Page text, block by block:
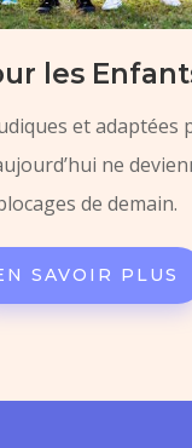
les
et adaptées
ne
de demain.
SAVOIR PLUS